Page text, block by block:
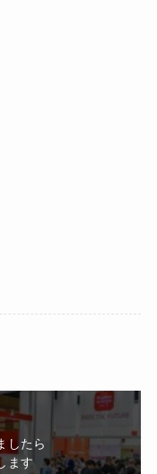
したら
ます